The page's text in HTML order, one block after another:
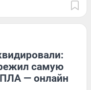
самую
— онлайн